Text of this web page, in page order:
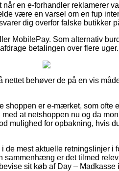
en e-forhandler reklamerer
være en varsel om en fup
dig overfor falske butikker
MobilePay. Som alternativ
betalingen over flere uger.
behøver de på en vis
shoppen er e-mærket, som ofte
at netshoppen nu og da
mulighed for opbakning, hvis
de mest aktuelle retningslinjer i
sammenhæng er det tilmed
sit køb af Day – Madkasse